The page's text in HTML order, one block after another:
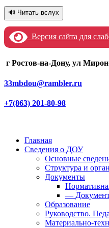
🔊 Читать вслух
Версия сайта для
г Ростов-на-Дону, ул
33mbdou@rambler.ru
+7(863) 201-80-98
Главная
Сведения о ДОУ
Основные
Структура и
Документы
—
Образование
Руководство.
Материально-